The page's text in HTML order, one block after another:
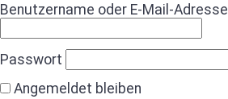
Benutzername oder E-Mail-Adresse
Passwort
Angemeldet bleiben